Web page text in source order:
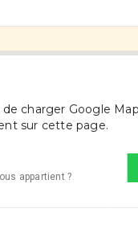
charger Google
sur cette page.
appartient ?